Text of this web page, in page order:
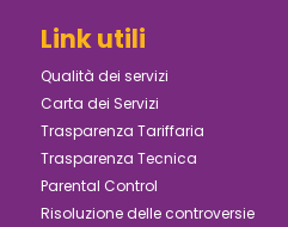
Link utili
Qualità dei servizi
Carta dei Servizi
Trasparenza Tariffaria
Trasparenza Tecnica
Parental Control
Risoluzione delle controversie